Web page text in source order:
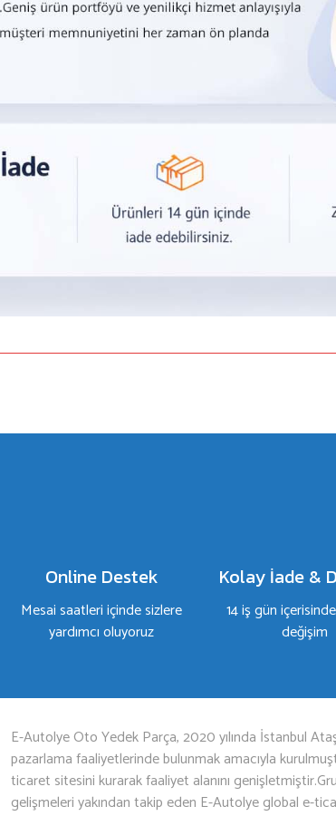
Bu ürüne ilk yorumu siz yapın!
Online Destek
Mesai saatleri içinde sizlere
yardımcı oluyoruz
Kolay İade &
14 iş gün
değişim
E-Autolye Oto Yedek Parça, 2020 yılında İstanbul
pazarlama faaliyetlerinde bulunmak amacıyla
ticaret sitesini kurarak faaliyet alanını
gelişmeleri yakından takip eden E-Autolye global e-